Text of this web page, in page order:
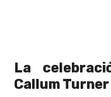
La
Callum Turner